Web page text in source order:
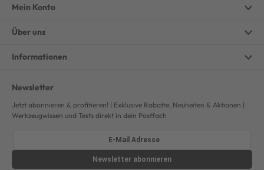
Mein Konto
Über uns
Informationen
Newsletter
Jetzt abonnieren & profitieren! | Exklusive Rabatte, Neuheiten & Aktionen |
Werkzeugwissen und Tests direkt in dein Postfach
Newsletter abonnieren